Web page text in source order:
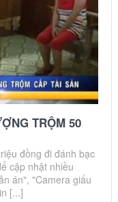
TRỘM 50
đồng đi đánh bạc
cập nhật nhiều
án", "Camera giấu
[...]